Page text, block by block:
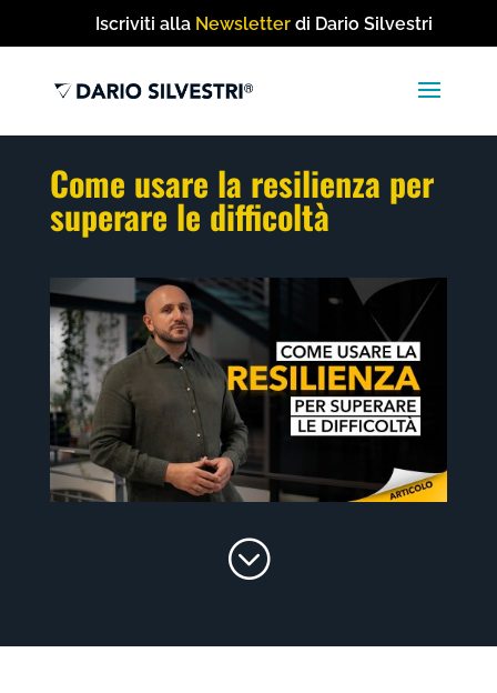
Iscriviti alla Newsletter di Dario Silvestri
Come usare la resilienza per
superare le difficoltà
;